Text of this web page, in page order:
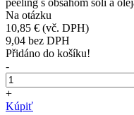
peeling s obsahom soli a
Na otázku
10,85 € (vč. DPH)
9,04 bez DPH
Přidáno do košíku!
-
+
Kúpiť